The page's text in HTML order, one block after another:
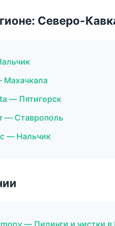
Северо-
Махачкала
— Пятигорск
— Ставрополь
— Нальчик
— Пилинги и чистки